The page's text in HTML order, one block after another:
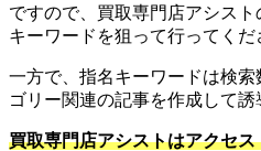
ですので、買取専門店アシス
キーワードを狙って行ってくだ
一方で、指名キーワードは検
ゴリー関連の記事を作成して誘
買取専門店アシストはアクセ